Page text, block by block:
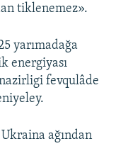
tiklenemez».
yarımadağa
energiyası
fevqulâde
ağından